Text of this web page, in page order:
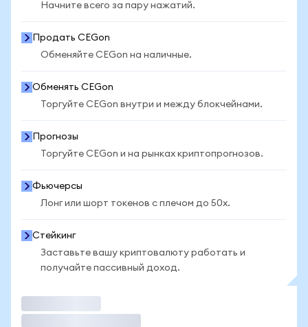
Начните всего за пару нажатий.
Продать CEGon
Обменяйте CEGon на наличные.
Обменять CEGon
Торгуйте CEGon внутри и между блокчейнами.
Прогнозы
Торгуйте CEGon и на рынках криптопрогнозов.
Фьючерсы
Лонг или шорт токенов с плечом до 50x.
Стейкинг
Заставьте вашу криптовалюту работать и
получайте пассивный доход.